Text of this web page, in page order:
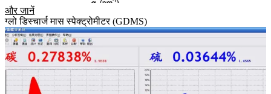
और जानें
ग्लो डिस्चार्ज मास स्पेक्ट्रोमीटर (GDMS)